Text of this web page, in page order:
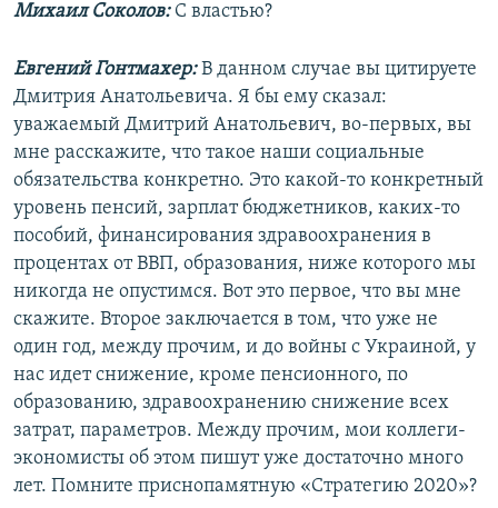
Михаил Соколов:С властью?
Евгений Гонтмахер:В данном случае вы цитируете
Дмитрия Анатольевича. Я бы ему сказал:
уважаемый Дмитрий Анатольевич, во-первых, вы
мне расскажите, что такое наши социальные
обязательства конкретно. Это какой-то конкретный
уровень пенсий, зарплат бюджетников, каких-то
пособий, финансирования здравоохранения в
процентах от ВВП, образования, ниже которого мы
никогда не опустимся. Вот это первое, что вы мне
скажите. Второе заключается в том, что уже не
один год, между прочим, и до войны с Украиной, у
нас идет снижение, кроме пенсионного, по
образованию, здравоохранению снижение всех
затрат, параметров. Между прочим, мои коллеги-
экономисты об этом пишут уже достаточно много
лет. Помните приснопамятную «Стратегию 2020»?